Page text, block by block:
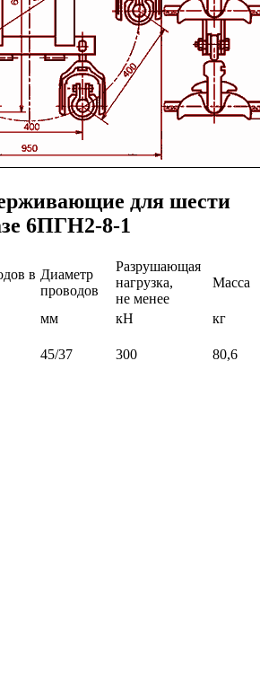
для шести
6ПГН2-8-1
в Диаметр
проводов
Разрушающая
нагрузка,
не менее
Масса
мм кН
кг
45/37 300 80,6